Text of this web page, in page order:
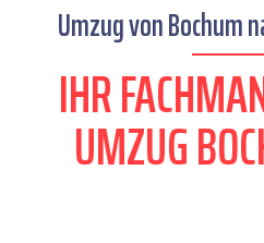
Umzug von Bochum
IHR
UMZUG